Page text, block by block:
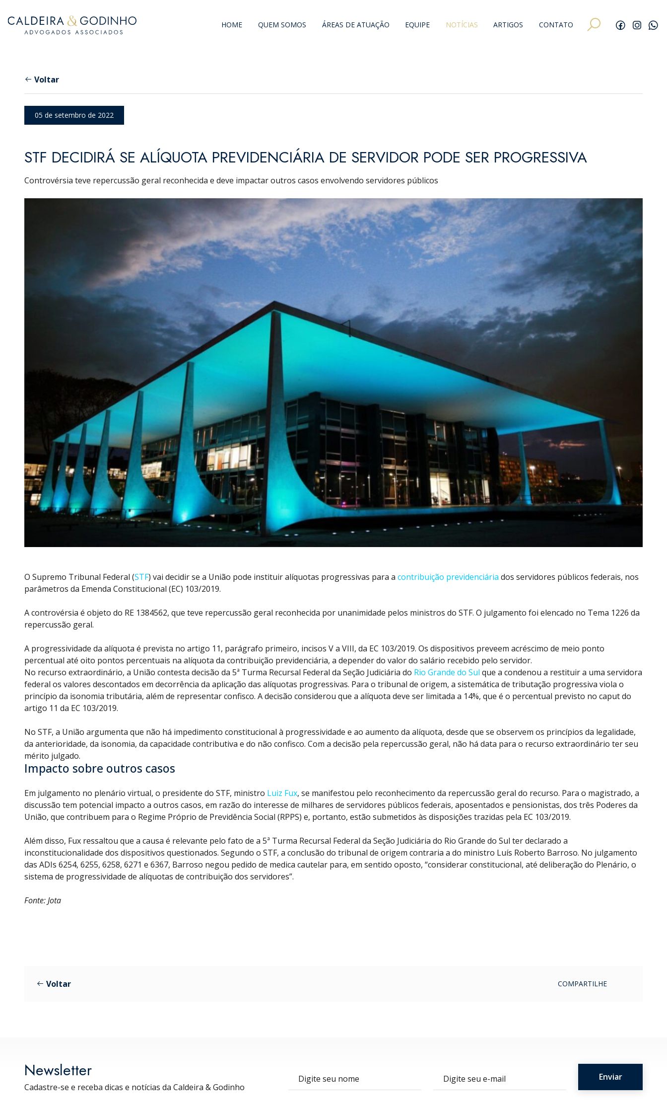
HOME QUEM SOMOS ÁREAS DE ATUAÇÃO EQUIPE NOTÍCIAS ARTIGOS CONTATO
Voltar
05 de setembro de 2022
STF DECIDIRÁ SE ALÍQUOTA PREVIDENCIÁRIA DE SERVIDOR PODE SER PROGRESSIVA
Controvérsia teve repercussão geral reconhecida e deve impactar outros casos envolvendo servidores públicos
O Supremo Tribunal Federal (STF) vai decidirse a União pode instituir alíquotas progressivas para a contribuição previdenciária dos servidores públicos federais, nos
parâmetros da Emenda Constitucional (EC) 103/2019.
A controvérsia é objeto do RE 1384562, que teve repercussão geral reconhecida por unanimidade pelos ministros do STF. O julgamento foi elencado no Tema 1226 da
repercussão geral.
A progressividade da alíquota é prevista no artigo 11, parágrafo primeiro, incisos V a VIII, da EC 103/2019. Os dispositivos preveem acréscimo de meio ponto
percentual até oito pontos percentuais na alíquota da contribuição previdenciária, a depender do valor do salário recebido pelo servidor.
No recurso extraordinário, a União contesta decisão da 5ª Turma Recursal Federal da Seção Judiciária do Rio Grande do Sul que a condenou a restituir a uma servidora
federal os valores descontados em decorrência da aplicação das alíquotas progressivas. Para o tribunal de origem, a sistemática de tributação progressiva viola o
princípio da isonomia tributária, além de representar confisco. A decisão considerou que a alíquota deve serlimitada a 14%, que é o percentual previsto no caput do
artigo 11 da EC 103/2019.
No STF, a União argumenta que não há impedimento constitucional à progressividade e ao aumento da alíquota, desde que se observem os princípios da legalidade,
da anterioridade, da isonomia, da capacidade contributiva e do não confisco. Com a decisão pela repercussão geral, não há data para o recurso extraordinário ter seu
mérito julgado.
Impacto sobre outros casos
Em julgamento no plenário virtual, o presidente do STF, ministro Luiz Fux, se manifestou pelo reconhecimento da repercussão geral do recurso. Para o magistrado, a
discussão tem potencial impacto a outros casos, em razão do interesse de milhares de servidores públicos federais, aposentados e pensionistas, dos três Poderes da
União, que contribuem para o Regime Próprio de Previdência Social (RPPS) e, portanto, estão submetidos às disposições trazidas pela EC 103/2019.
Além disso, Fux ressaltou que a causa é relevante pelo fato de a 5ª Turma Recursal Federal da Seção Judiciária do Rio Grande do Sul ter declarado a
inconstitucionalidade dos dispositivos questionados. Segundo o STF, a conclusão do tribunal de origem contraria a do ministro Luís Roberto Barroso. No julgamento
das ADIs 6254, 6255, 6258, 6271 e 6367, Barroso negou pedido de medica cautelar para, em sentido oposto, “considerar constitucional, até deliberação do Plenário, o
sistema de progressividade de alíquotas de contribuição dos servidores”.
Fonte: Jota
COMPARTILHE
Voltar
Newsletter
Cadastre-se e receba dicas e notícias da Caldeira & Godinho